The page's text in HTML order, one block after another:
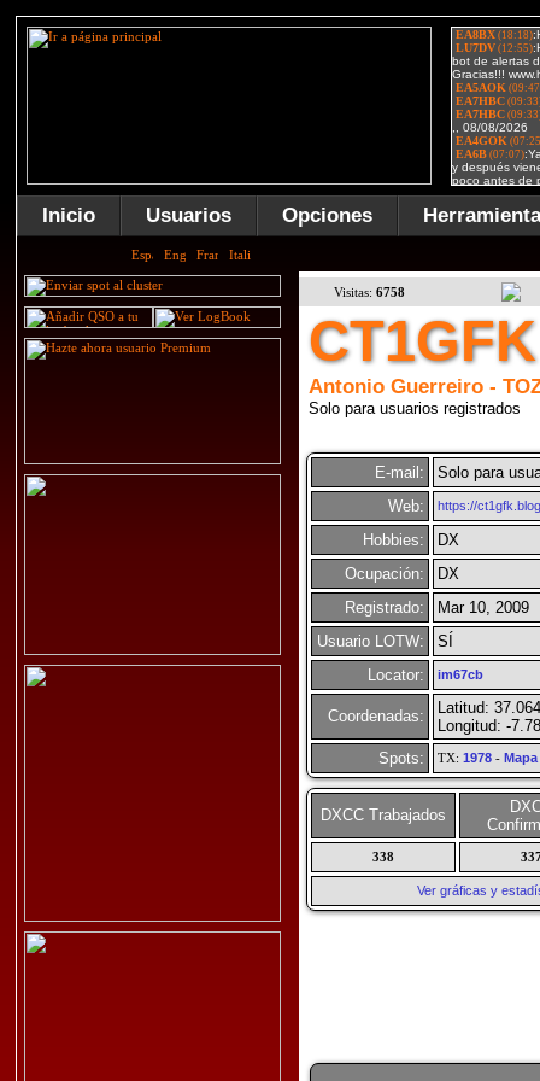
Inicio Usuarios Opciones
Visitas: 6758
CT1GFK
Antonio Guerreiro -
Solo para usuarios registrados
E-mail:
Solo para
Web:
https://
Hobbies:
DX
Ocupación:
DX
Registrado:
Mar 10, 2009
Usuario LOTW:
SÍ
Locator:
im67cb
Coordenadas:
Latitud:
Longitud: -
Spots:
TX: 1978- Mapa
DXCC Trabajados
338
Ver gráficas y